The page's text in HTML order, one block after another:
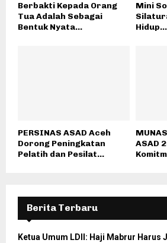
Berbakti Kepada Orang
Tua Adalah Sebagai
Bentuk Nyata...
Mini
Hidup...
PERSINAS ASAD Aceh
Dorong Peningkatan
Pelatih dan Pesilat...
ASAD
Berita Terbaru
Ketua Umum LDII: Haji Mabrur Harus